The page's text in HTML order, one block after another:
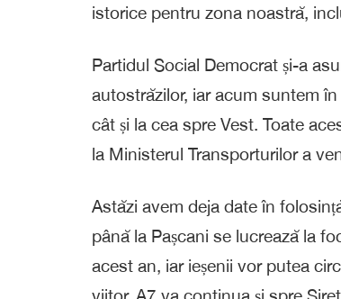
istorice pentru zona noastră,
Partidul Social Democrat și-a
autostrăzilor, iar acum suntem
cât și la cea spre Vest. Toate
la Ministerul Transporturilor a
Astăzi avem deja date în
până la Pașcani se lucrează la
acest an, iar ieșenii vor putea